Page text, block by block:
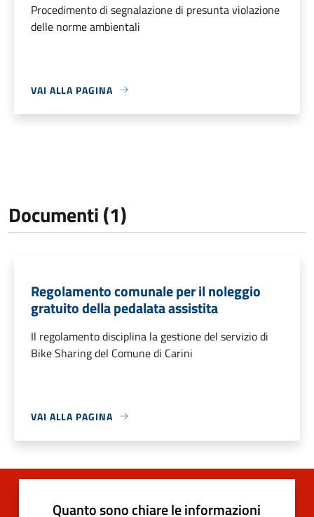
Procedimento di segnalazione di presunta violazione
delle norme ambientali
VAI ALLA PAGINA
Documenti (1)
Regolamento comunale per il noleggio
gratuito della pedalata assistita
Il regolamento disciplina la gestione del servizio di
Bike Sharing del Comune di Carini
VAI ALLA PAGINA
Quanto sono chiare le informazioni